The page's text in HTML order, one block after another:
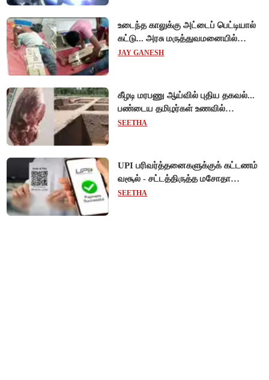
உடைந்த காலுக்கு அட்டைப் பெட்டியால்
கட்டு... அரசு மருத்துவமனையில்
விநோத சிகிச்சை... அதிர்ச்சி வீடியோ!
JAY GANESH
கீழடி மரபணு ஆய்வில் புதிய தகவல்...
பண்டைய தமிழர்கள் உணவில்
அதிகளவு இறைச்சி பயன்பாடு!
SEETHA
UPI பரிவர்த்தனைகளுக்குக் கட்டணம்
வசூல் - சட்டத்திருத்த மசோதா
நிறைவேற்றம்!
SEETHA